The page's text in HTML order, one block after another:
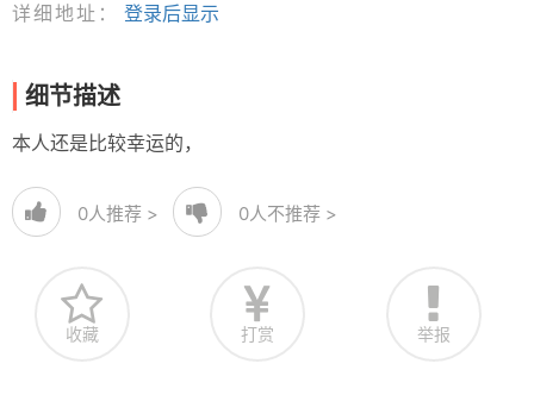
详细地址：
登录后显示
细节描述
本人还是比较幸运的，
0人推荐 > 0人不推荐 >
收藏 打赏 举报